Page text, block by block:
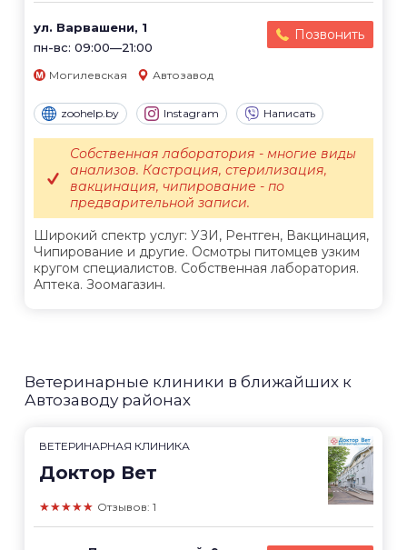
ул. Варвашени, 1
пн-вс: 09:00—21:00
Позвонить
Могилевская Автозавод
zoohelp.by Instagram Написать
Широкий спектр услуг: УЗИ, Рентген, Вакцинация,
Чипирование и другие. Осмотры питомцев узким
кругом специалистов. Собственная лаборатория.
Аптека. Зоомагазин.
Собственная лаборатория - многие виды
анализов. Кастрация, стерилизация,
вакцинация, чипирование - по
предварительной записи.
Ветеринарные клиники в ближайших к
Автозаводу районах
ВЕТЕРИНАРНАЯ КЛИНИКА
Доктор Вет
★★★★★ Отзывов: 1